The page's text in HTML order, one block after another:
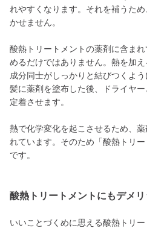
れやすくなります。それを補うた
かせません。
酸熱トリートメントの薬剤に含ま
めるだけではありません。熱を加え
成分同士がしっかりと結びつくよ
髪に薬剤を塗布した後、ドライヤ
定着させます。
熱で化学変化を起こさせるため、
れています。そのため「酸熱トリ
です。
酸熱トリートメントにもデメリ
いいことづくめに思える酸熱トリ